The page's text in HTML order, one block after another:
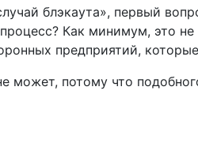
блэкаута», первый
Как минимум, это
предприятий,
может, потому что